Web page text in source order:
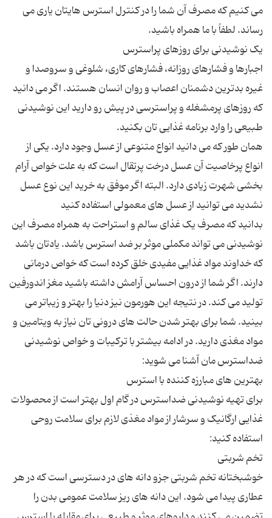
می کنیم که مصرف آن شما را در کنترل استرس هایتان یاری می
اجبارها و فشارهای روزانه، فشارهای کاری، شلوغی و سروصدا و
غیره بدترین دشمنان اعصاب و روان انسان هستند. اگر می دانید
که روزهای پرمشغله و پراسترسی در پیش رو دارید این نوشیدنی
همان طور که می دانید انواع متنوعی از عسل وجود دارد. یکی از
انواع پرخاصیت آن عسل درخت پرتقال است که به علت خواص آرام
بخشی شهرت زیادی دارد. البته اگر موفق به خرید این نوع عسل
بدانید که مصرف یک غذای سالم و استراحت به همراه مصرف این
نوشیدنی می تواند مکملی موثر بر ضد استرس باشد. یادتان باشد
که خداوند مواد غذایی مفیدی خلق کرده است که خواص درمانی
دارند. اگر شما از درون احساس آرامش داشته باشید مغز اندورفین
تولید می کند. در نتیجه این هورمون نیز دنیا را بهتر و زیباتر می
بینید. شما برای بهتر شدن حالت های درونی تان نیاز به ویتامین و
مواد مغذی دارید. در ادامه بیشتر با ترکیبات و خواص نوشیدنی
برای تهیه نوشیدنی ضداسترس در گام اول بهتر است از محصولات
غذایی ارگانیک و سرشار از مواد مغذی لازم برای سلامت روحی
خوشبختانه تخم شربتی جزو دانه های در دسترسی است که در هر
عطاری پیدا می شود. این دانه های ریز سلامت عمومی بدن را